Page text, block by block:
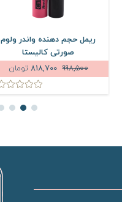
ریمل حجم دهنده واندر ولوم
صورتی کالیستا
998,500
818,700 تومان